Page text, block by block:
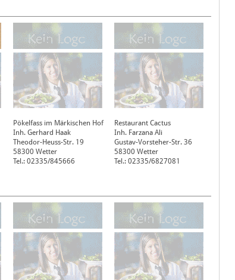
Pökelfass im Märkischen Hof
Inh. Gerhard Haak
Theodor-Heuss-Str. 19
58300 Wetter
Tel.: 02335/845666
Restaurant Cactus
Inh. Farzana Ali
Gustav-Vorsteher-Str. 36
58300 Wetter
Tel.: 02335/6827081